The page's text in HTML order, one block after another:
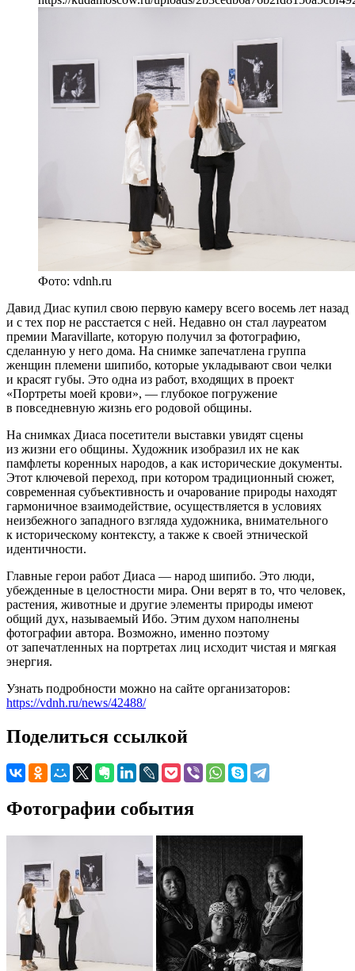
Фото: vdnh.ru
Давид Диас купил свою первую камеру всего восемь лет назад
и с тех пор не расстается с ней. Недавно он стал лауреатом
премии Maravillarte, которую получил за фотографию,
сделанную у него дома. На снимке запечатлена группа
женщин племени шипибо, которые укладывают свои челки
и красят губы. Это одна из работ, входящих в проект
«Портреты моей крови», — глубокое погружение
в повседневную жизнь его родовой общины.
На снимках Диаса посетители выставки увидят сцены
из жизни его общины. Художник изобразил их не как
памфлеты коренных народов, а как исторические документы.
Этот ключевой переход, при котором традиционный сюжет,
современная субъективность и очарование природы находят
гармоничное взаимодействие, осуществляется в условиях
неизбежного западного взгляда художника, внимательного
к историческому контексту, а также к своей этнической
идентичности.
Главные герои работ Диаса — народ шипибо. Это люди,
убежденные в целостности мира. Они верят в то, что человек,
растения, животные и другие элементы природы имеют
общий дух, называемый Ибо. Этим духом наполнены
фотографии автора. Возможно, именно поэтому
от запечатленных на портретах лиц исходит чистая и мягкая
энергия.
Узнать подробности можно на сайте организаторов:
https://vdnh.ru/news/42488/
Поделиться ссылкой
Фотографии события